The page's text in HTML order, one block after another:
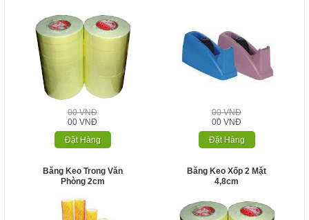
00 VNĐ
00 VNĐ
Đặt Hàng
00 VNĐ
00 VNĐ
Đặt Hàng
Băng Keo Trong Văn
Phòng 2cm
Băng Keo Xốp 2 Mặt
4,8cm